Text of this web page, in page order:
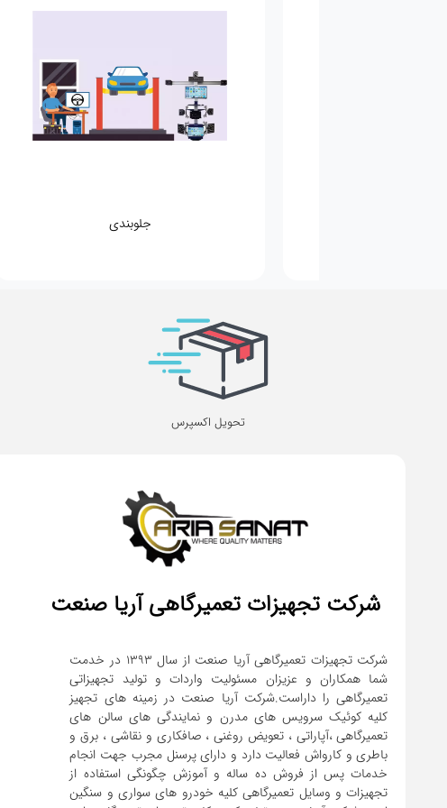
تحویل اکسپرس
شرکت تجهیزات تعمیرگاهی آریا صنعت
شرکت تجهیزات تعمیرگاهی آریا صنعت از سال ۱۳۹۳ در خدمت
شما همکاران و عزیزان مسئولیت واردات و تولید تجهیزاتی
تعمیرگاهی را داراست.شرکت آریا صنعت در زمینه های تجهیز
کلیه کوئیک سرویس های مدرن و نمایندگی های سالن های
تعمیرگاهی ،آپاراتی ، تعویض روغنی ، صافکاری و نقاشی ، برق و
باطری و کارواش فعالیت دارد و دارای پرسنل مجرب جهت انجام
خدمات پس از فروش ده ساله و آموزش چگونگی استفاده از
تجهیزات و وسایل تعمیرگاهی کلیه خودرو های سواری و سنگین